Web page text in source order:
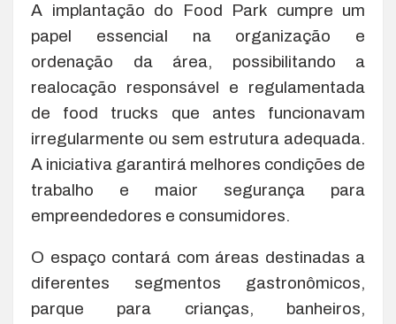
A implantação do Food Park cumpre um
papel essencial na organização e
ordenação da área, possibilitando a
realocação responsável e regulamentada
de food trucks que antes funcionavam
irregularmente ou sem estrutura adequada.
A iniciativa garantirá melhores condições de
trabalho e maior segurança para
empreendedores e consumidores.
O espaço contará com áreas destinadas a
diferentes segmentos gastronômicos,
parque para crianças, banheiros,